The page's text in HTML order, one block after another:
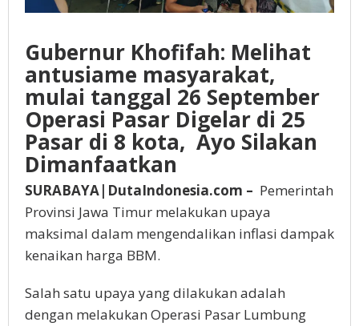
Gubernur Khofifah: Melihat
antusiame masyarakat,
mulai tanggal 26 September
Operasi Pasar Digelar di 25
Pasar di 8 kota, Ayo Silakan
Dimanfaatkan
SURABAYA|DutaIndonesia.com – Pemerintah
Provinsi Jawa Timur melakukan upaya
maksimal dalam mengendalikan inflasi dampak
kenaikan harga BBM.
Salah satu upaya yang dilakukan adalah
dengan melakukan Operasi Pasar Lumbung